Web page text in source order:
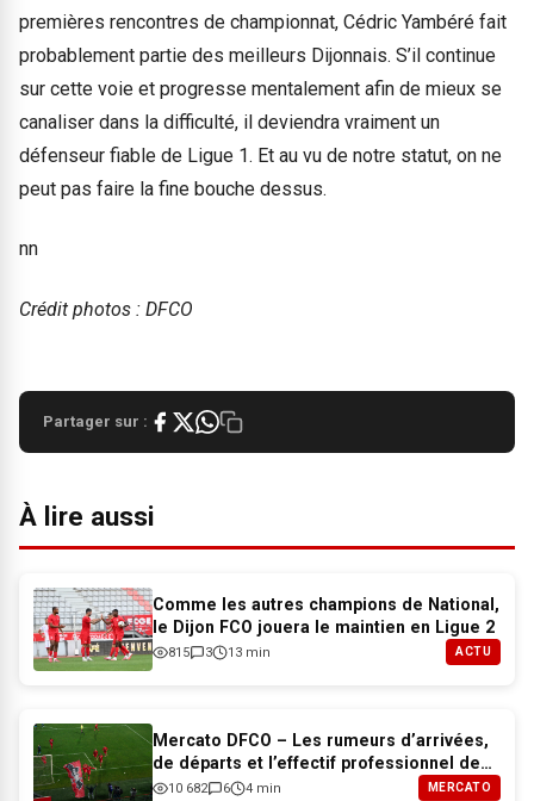
premières rencontres de championnat, Cédric Yambéré fait
probablement partie des meilleurs Dijonnais. S’il continue
sur cette voie et progresse mentalement afin de mieux se
canaliser dans la difficulté, il deviendra vraiment un
défenseur fiable de Ligue 1. Et au vu de notre statut, on ne
peut pas faire la fine bouche dessus.
nn
Crédit photos : DFCO
Partager sur :
À lire aussi
Comme les autres champions de National,
le Dijon FCO jouera le maintien en Ligue 2
815 3 13 min ACTU
Mercato DFCO – Les rumeurs d’arrivées,
de départs et l’effectif professionnel de
Dijon pour 2026-2027
10 682 6 4 min MERCATO